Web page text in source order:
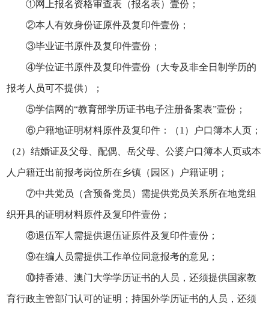
①网上报名资格审查表（报名表）壹份 ；
②本人有效身份证原件及复印件壹份 ；
③毕业证书原件及复印件壹份 ；
④学位证书原件及复印件壹份 （大专及非全日制学历的
报考人员可不提供）；
⑤学信网的“教育部学历证书电子注册备案表”壹份 ；
⑥户籍地证明材料原件及复印件：（1）户口簿本人页；
（2）结婚证及父母、配偶、岳父母、公婆户口簿本人页或本
人户籍迁出前报考岗位所在乡镇（园区）户籍证明；
⑦中共党员（含预备党员）需提供党员关系所在地党组
织开具的证明材料原件及复印件壹份 ；
⑧退伍军人需提供退伍证原件及复印件壹份 ；
⑨在编人员需提供工作单位同意报考的意见；
⑩持香港、澳门大学学历证书的人员，还须提供国家教
育行政主管部门认可的证明；持国外学历证书的人员，还须